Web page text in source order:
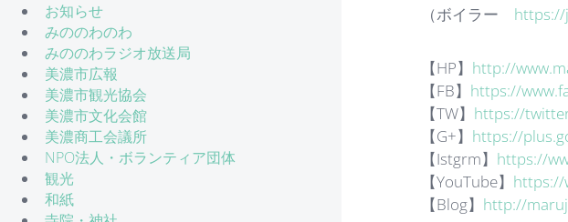
（ボイラー https://
【HP】 http://
【FB】 https://
【TW】 https://
【G+】 https://
【Istgrm】 https://
【YouTube】 https://
【Blog】 http://
お知らせ
みののわのわ
みののわラジオ放送局
美濃市広報
美濃市観光協会
美濃市文化会館
美濃商工会議所
NPO法人・ボランティア団体
観光
和紙